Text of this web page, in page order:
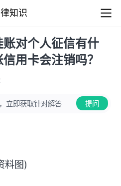
知识
对个人征信有什
用卡会注销吗？
立即获取针对解答 提问
料图)